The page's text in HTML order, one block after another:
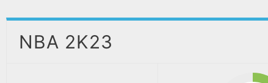
NBA 2K23